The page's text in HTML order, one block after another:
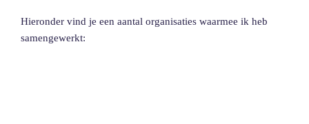
Hieronder vind je een aantal organisaties waarmee ik heb
samengewerkt: